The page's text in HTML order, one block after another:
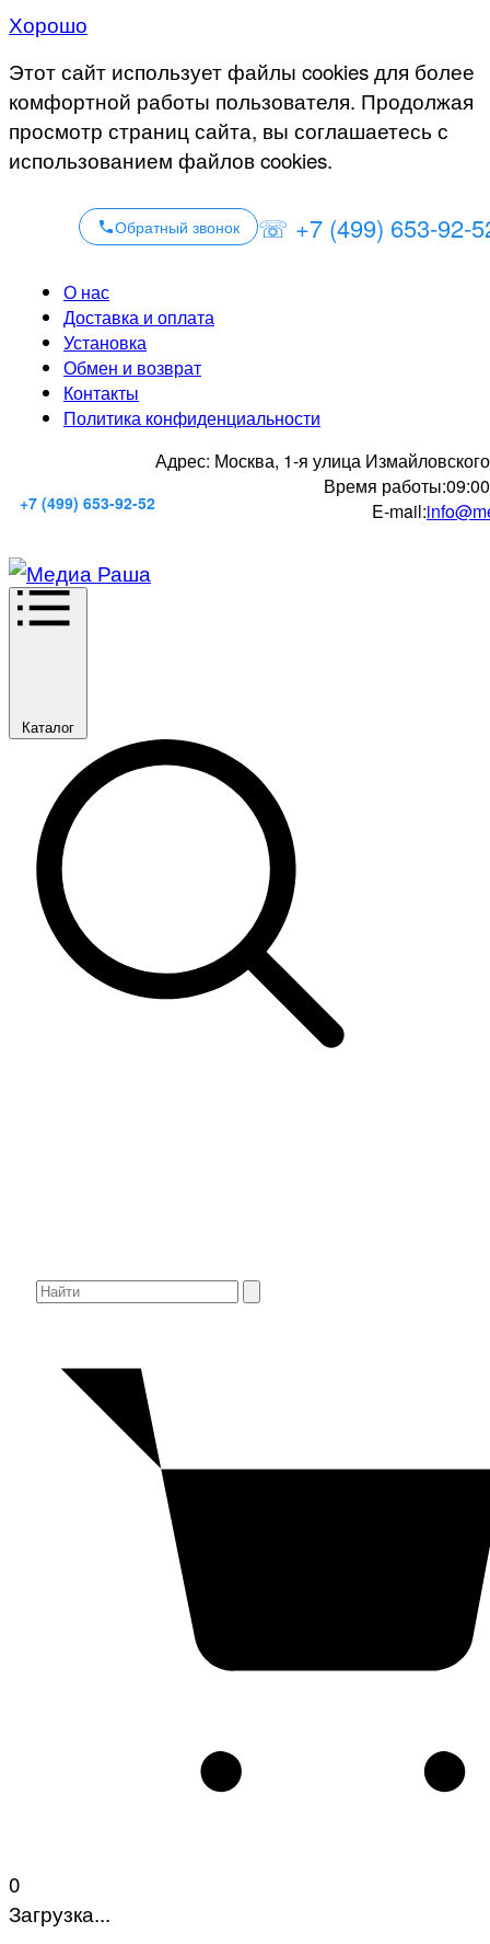
Хорошо
Этот сайт использует файлы cookies для более
комфортной работы пользователя. Продолжая
просмотр страниц сайта, вы соглашаетесь с
использованием файлов cookies.
Обратный звонок ☏ +7 (499) 653-92-
О нас
Доставка и оплата
Установка
Обмен и возврат
Контакты
Политика конфиденциальности
+7 (499) 653-92-52
Адрес: Москва, 1-я улица
Время работы:
E-mail:
Каталог
0
Загрузка...